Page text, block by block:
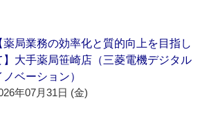
薬局業務の効率化と質的向上を目指し
】大手薬局笹崎店（三菱電機デジタル
ノベーション）
年07月31日 (金)